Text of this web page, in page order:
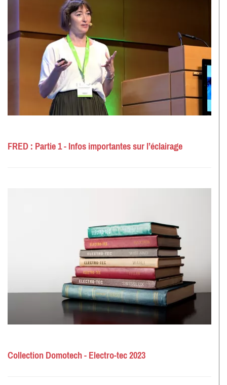
FRED : Partie 1 - Infos importantes sur l’éclairage
Collection Domotech - Electro-tec 2023